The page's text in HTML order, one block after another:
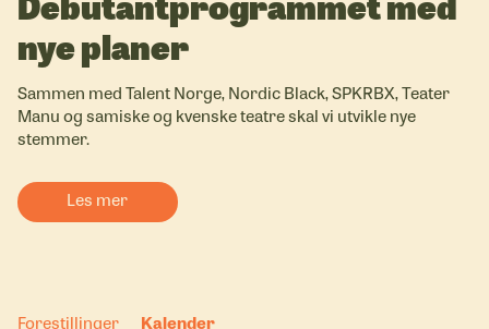
nye planer
Sammen med Talent Norge, Nordic Black, SPKRBX, Teater
Manu og samiske og kvenske teatre skal vi utvikle nye
stemmer.
Les mer
Forestillinger Kalender